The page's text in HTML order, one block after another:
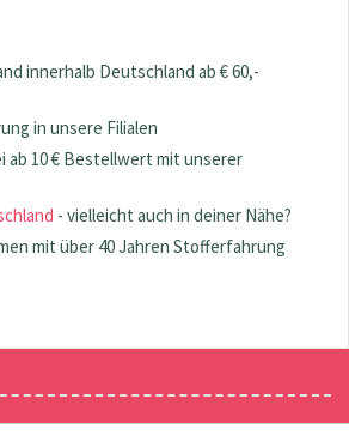
innerhalb Deutschland ab € 60,-
in unsere Filialen
ab 10 € Bestellwert mit unserer
- vielleicht auch in deiner Nähe?
mit über 40 Jahren Stofferfahrung